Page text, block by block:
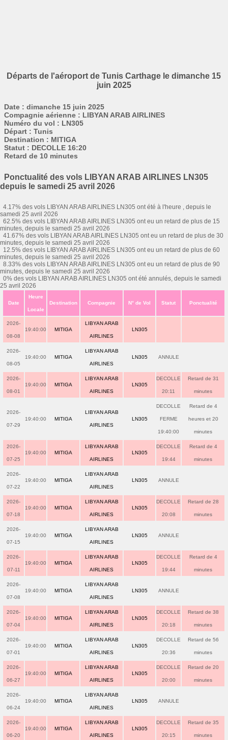
Départs de l'aéroport de Tunis Carthage le dimanche 15
juin 2025
Date : dimanche 15 juin 2025
Compagnie aérienne : LIBYAN ARAB AIRLINES
Numéro du vol : LN305
Départ : Tunis
Destination : MITIGA
Statut : DECOLLE 16:20
Retard de 10 minutes
Ponctualité des vols LIBYAN ARAB AIRLINES LN305
depuis le samedi 25 avril 2026
4.17% des vols LIBYAN ARAB AIRLINES LN305 ont été à l'heure , depuis le
samedi 25 avril 2026
62.5% des vols LIBYAN ARAB AIRLINES LN305 ont eu un retard de plus de 15
minutes, depuis le samedi 25 avril 2026
41.67% des vols LIBYAN ARAB AIRLINES LN305 ont eu un retard de plus de 30
minutes, depuis le samedi 25 avril 2026
12.5% des vols LIBYAN ARAB AIRLINES LN305 ont eu un retard de plus de 60
minutes, depuis le samedi 25 avril 2026
8.33% des vols LIBYAN ARAB AIRLINES LN305 ont eu un retard de plus de 90
minutes, depuis le samedi 25 avril 2026
0% des vols LIBYAN ARAB AIRLINES LN305 ont été annulés, depuis le samedi
25 avril 2026
Date
Heure
Locale
Destination Compagnie N° de Vol Statut Ponctualité
2026-
08-08
19:40:00 MITIGA
LIBYAN ARAB
AIRLINES
LN305
2026-
08-05
19:40:00 MITIGA
LIBYAN ARAB
AIRLINES
LN305 ANNULE
2026-
08-01
19:40:00 MITIGA
LIBYAN ARAB
AIRLINES
LN305
DECOLLE
20:11
Retard de 31
minutes
2026-
07-29
19:40:00 MITIGA
LIBYAN ARAB
AIRLINES
LN305
DECOLLE
FERME
19:40:00
Retard de 4
heures et 20
minutes
2026-
07-25
19:40:00 MITIGA
LIBYAN ARAB
AIRLINES
LN305
DECOLLE
19:44
Retard de 4
minutes
2026-
07-22
19:40:00 MITIGA
LIBYAN ARAB
AIRLINES
LN305 ANNULE
2026-
07-18
19:40:00 MITIGA
LIBYAN ARAB
AIRLINES
LN305
DECOLLE
20:08
Retard de 28
minutes
2026-
07-15
19:40:00 MITIGA
LIBYAN ARAB
AIRLINES
LN305 ANNULE
2026-
07-11
19:40:00 MITIGA
LIBYAN ARAB
AIRLINES
LN305
DECOLLE
19:44
Retard de 4
minutes
2026-
07-08
19:40:00 MITIGA
LIBYAN ARAB
AIRLINES
LN305 ANNULE
2026-
07-04
19:40:00 MITIGA
LIBYAN ARAB
AIRLINES
LN305
DECOLLE
20:18
Retard de 38
minutes
2026-
07-01
19:40:00 MITIGA
LIBYAN ARAB
AIRLINES
LN305
DECOLLE
20:36
Retard de 56
minutes
2026-
06-27
19:40:00 MITIGA
LIBYAN ARAB
AIRLINES
LN305
DECOLLE
20:00
Retard de 20
minutes
2026-
06-24
19:40:00 MITIGA
LIBYAN ARAB
AIRLINES
LN305 ANNULE
2026-
06-20
19:40:00 MITIGA
LIBYAN ARAB
AIRLINES
LN305
DECOLLE
20:15
Retard de 35
minutes